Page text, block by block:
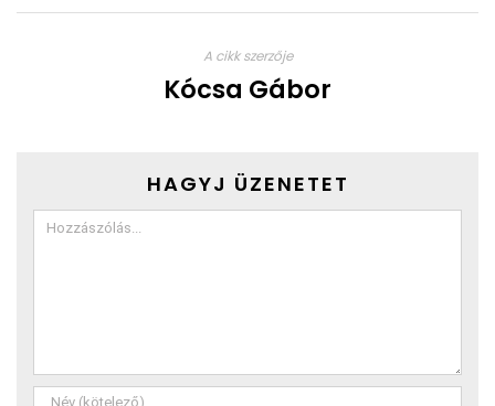
A cikk szerzője
Kócsa Gábor
HAGYJ ÜZENETET
Comment